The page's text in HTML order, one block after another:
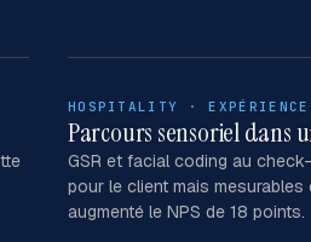
HOSPITALITY · EXPÉRIENCE
Parcours sensoriel dans
GSR et facial coding au
pour le client mais
augmenté le NPS de 18 points.